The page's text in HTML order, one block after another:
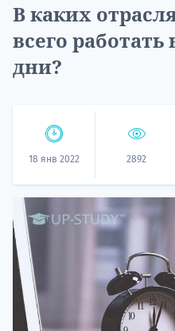
В каких
всего
дни?
18 янв 2022 2892